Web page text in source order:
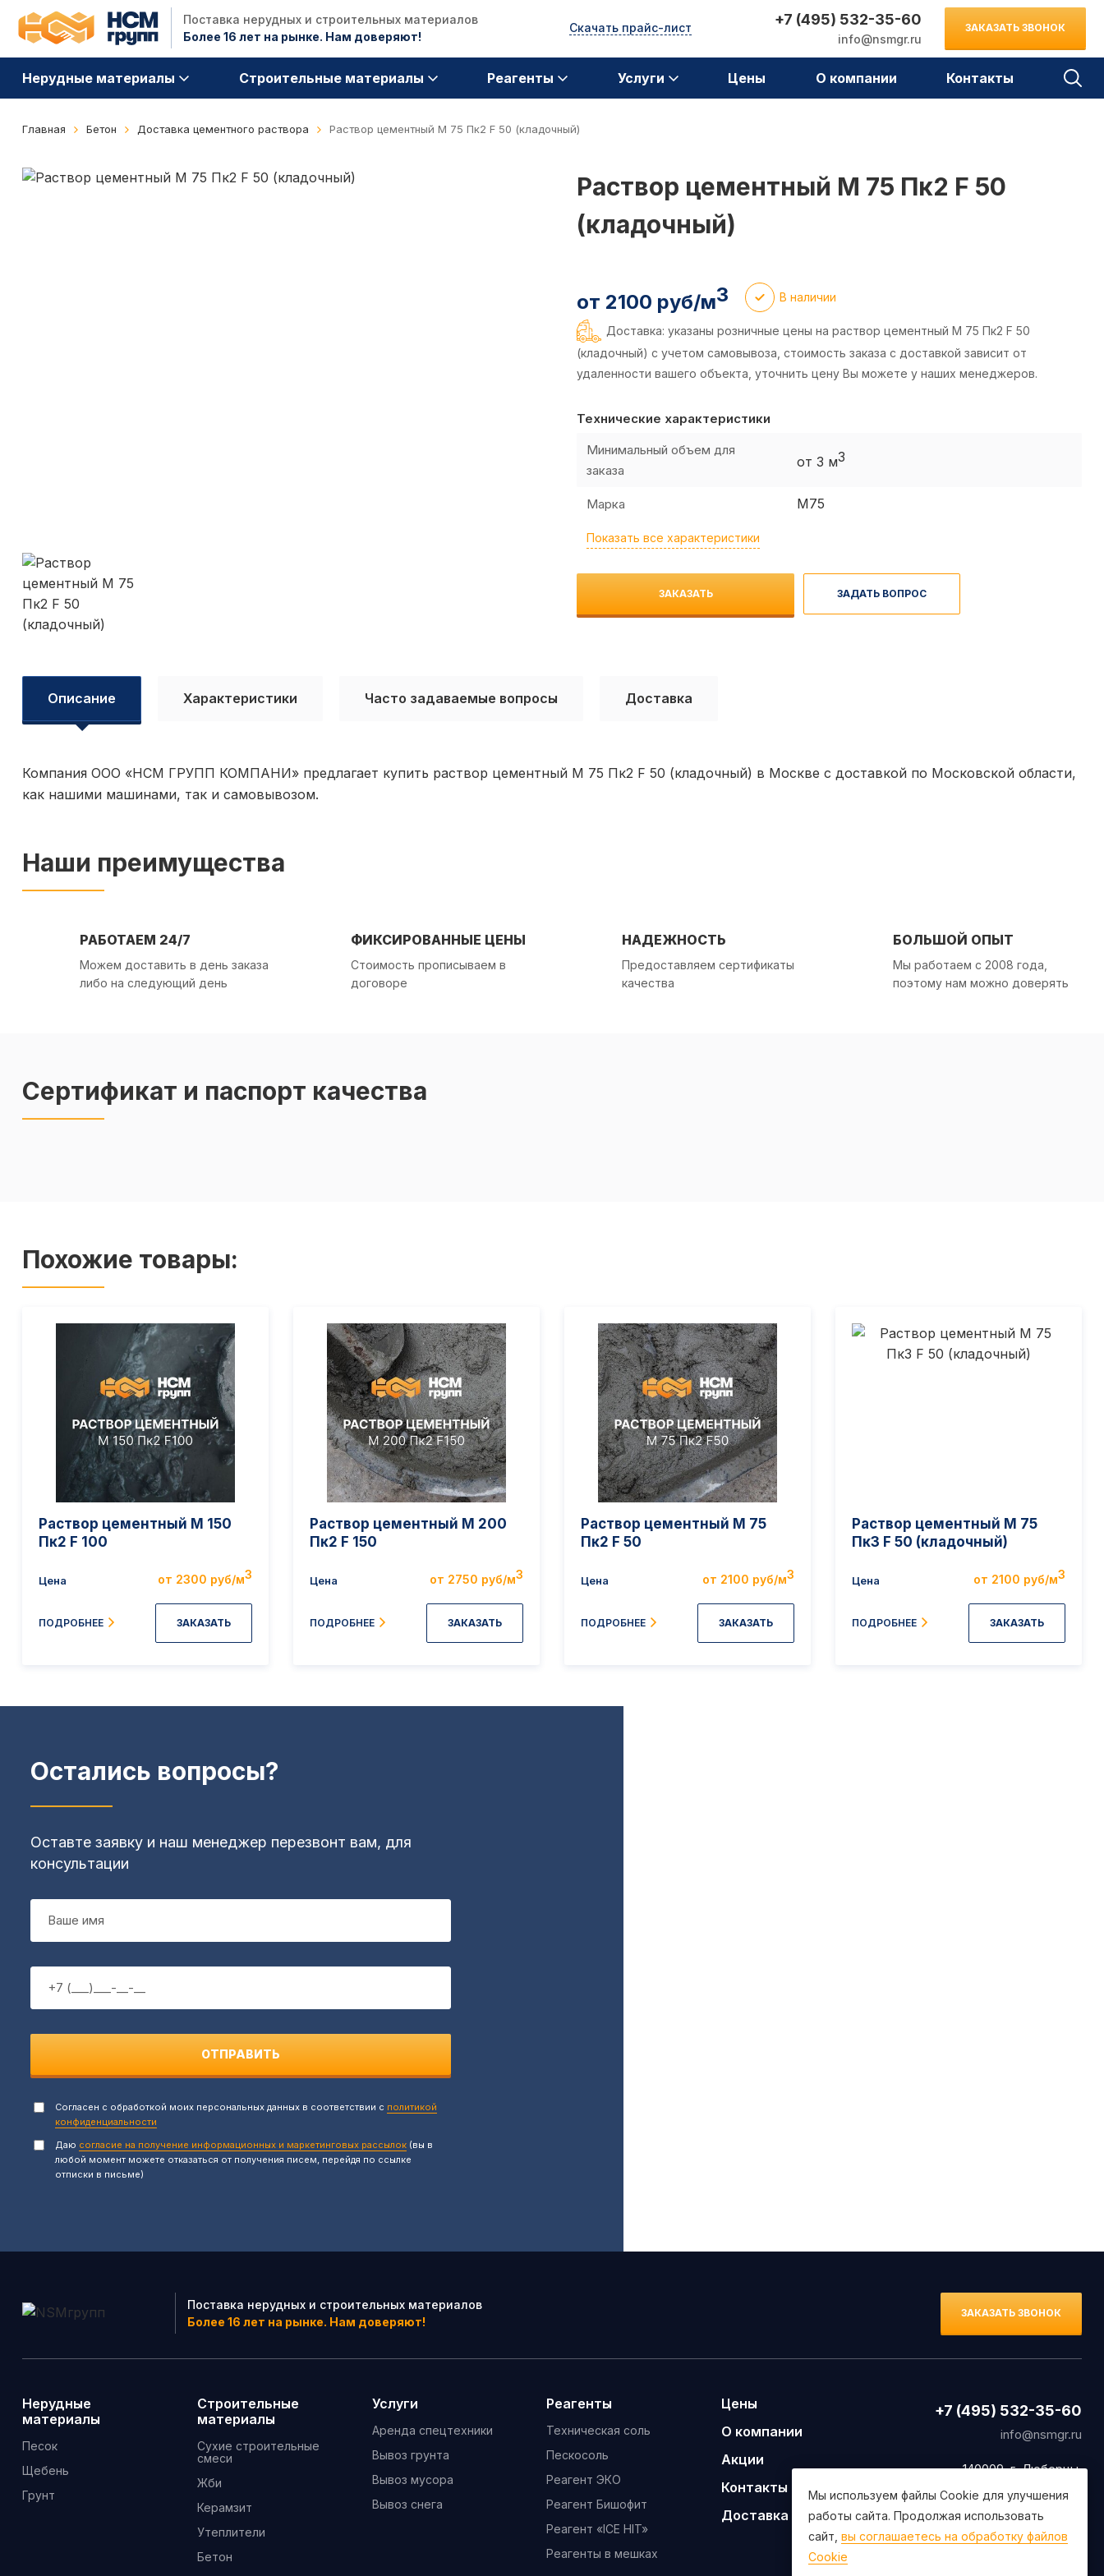
Поставка нерудных и строительных материалов
Более 16 лет на рынке. Нам доверяют!
Скачать прайс-лист +7 (495) 532-35-60
info@nsmgr.ru
ЗАКАЗАТЬ ЗВОНОК
Нерудные материалы Строительные материалы Реагенты Услуги Цены О компании Контакты
Главная Бетон Доставка цементного раствора Раствор цементный М 75 Пк2 F 50 (кладочный)
Раствор цементный М 75 Пк2 F 50
(кладочный)
от 2100 руб/м3 В наличии
Доставка: указаны розничные цены на раствор цементный М 75 Пк2 F 50
(кладочный) с учетом самовывоза, стоимость заказа с доставкой зависит от
удаленности вашего объекта, уточнить цену Вы можете у наших менеджеров.
Технические характеристики
Минимальный объем для
заказа
от 3 м3
Марка M75
Показать все характеристики
ЗАКАЗАТЬ ЗАДАТЬ ВОПРОС
Описание Характеристики Часто задаваемые вопросы Доставка
Компания ООО «НСМ ГРУПП КОМПАНИ» предлагает купить раствор цементный М 75 Пк2 F 50 (кладочный) в Москве с доставкой по Московской области,
как нашими машинами, так и самовывозом.
Наши преимущества
РАБОТАЕМ 24/7
Можем доставить в день заказа
либо на следующий день
ФИКСИРОВАННЫЕ ЦЕНЫ
Стоимость прописываем в
договоре
НАДЕЖНОСТЬ
Предоставляем сертификаты
качества
БОЛЬШОЙ ОПЫТ
Мы работаем с 2008 года,
поэтому нам можно доверять
Сертификат и паспорт качества
Похожие товары:
Раствор цементный M 150
Пк2 F 100
Цена от 2300 руб/м3
ПОДРОБНЕЕ ЗАКАЗАТЬ
Раствор цементный M 200
Пк2 F 150
Цена от 2750 руб/м3
ПОДРОБНЕЕ ЗАКАЗАТЬ
Раствор цементный M 75
Пк2 F 50
Цена от 2100 руб/м3
ПОДРОБНЕЕ ЗАКАЗАТЬ
Раствор цементный М 75
Пк3 F 50 (кладочный)
Цена от 2100 руб/м3
ПОДРОБНЕЕ ЗАКАЗАТЬ
Остались вопросы?
Оставте заявку и наш менеджер перезвонт вам, для
консультации
ОТПРАВИТЬ
Согласен с обработкой моих персональных данных в соответствии с политикой
конфиденциальности
Даю согласие на получение информационных и маркетинговых рассылок (вы в
любой момент можете отказаться от получения писем, перейдя по ссылке
отписки в письме)
Поставка нерудных и строительных материалов
Более 16 лет на рынке. Нам доверяют!
ЗАКАЗАТЬ ЗВОНОК
Нерудные
материалы
Песок
Щебень
Грунт
Строительные
материалы
Сухие строительные
смеси
Жби
Керамзит
Утеплители
Бетон
Услуги
Аренда спецтехники
Вывоз грунта
Вывоз мусора
Вывоз снега
Реагенты
Техническая соль
Пескосоль
Реагент ЭКО
Реагент Бишофит
Реагент «ICE HIT»
Реагенты в мешках
Цены
О компании
Акции
Контакты
Доставка и оплата
+7 (495) 532-35-60
info@nsmgr.ru
140009, г. Люберцы,
Мы используем файлы Cookie для улучшения
работы сайта. Продолжая использовать
сайт, вы соглашаетесь на обработку файлов
Cookie